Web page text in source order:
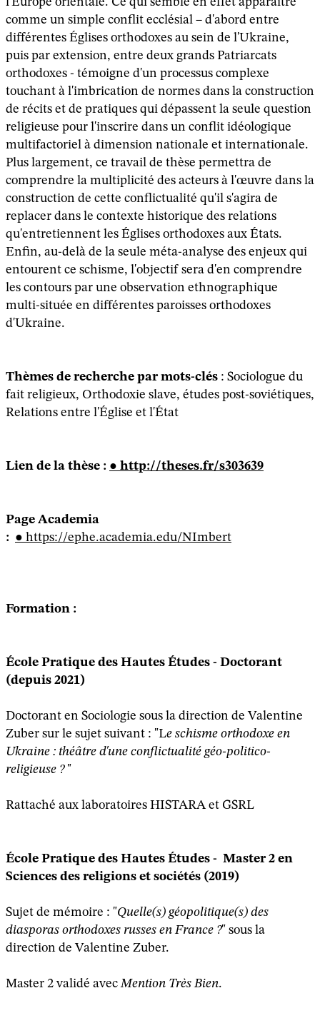
comme un simple conflit ecclésial – d'abord entre
différentes Églises orthodoxes au sein de l'Ukraine,
puis par extension, entre deux grands Patriarcats
orthodoxes - témoigne d'un processus complexe
touchant à l'imbrication de normes dans la construction
de récits et de pratiques qui dépassent la seule question
religieuse pour l'inscrire dans un conflit idéologique
multifactoriel à dimension nationale et internationale.
Plus largement, ce travail de thèse permettra de
comprendre la multiplicité des acteurs à l'œuvre dans la
construction de cette conflictualité qu'il s'agira de
replacer dans le contexte historique des relations
qu'entretiennent les Églises orthodoxes aux États.
Enfin, au-delà de la seule méta-analyse des enjeux qui
entourent ce schisme, l'objectif sera d'en comprendre
les contours par une observation ethnographique
multi-située en différentes paroisses orthodoxes
d'Ukraine.
Thèmes de recherche par mots-clés : Sociologue du
fait religieux, Orthodoxie slave, études post-soviétiques,
Relations entre l'Église et l'État
Lien de la thèse : http://theses.fr/s303639
Page Academia
:
https://ephe.academia.edu/NImbert
Formation :
École Pratique des Hautes Études - Doctorant
(depuis 2021)
Doctorant en Sociologie sous la direction de Valentine
Zuber sur le sujet suivant : "Le schisme orthodoxe en
Ukraine : théâtre d'une conflictualité géo-politico-
religieuse ?"
Rattaché aux laboratoires HISTARA et GSRL
École Pratique des Hautes Études - Master 2 en
Sciences des religions et sociétés (2019)
Sujet de mémoire : "Quelle(s) géopolitique(s) des
diasporas orthodoxes russes en France ?" sous la
direction de Valentine Zuber.
Master 2 validé avecMention Très Bien.